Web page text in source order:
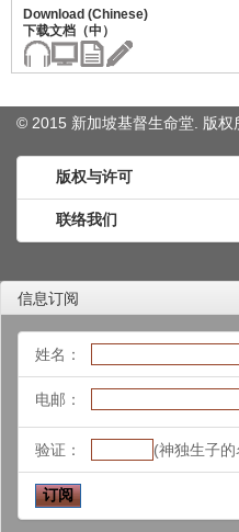
© 2015 新加坡基督生命堂. 版权
版权与许可
联络我们
信息订阅
姓名：
电邮：
验证： (神独生子的